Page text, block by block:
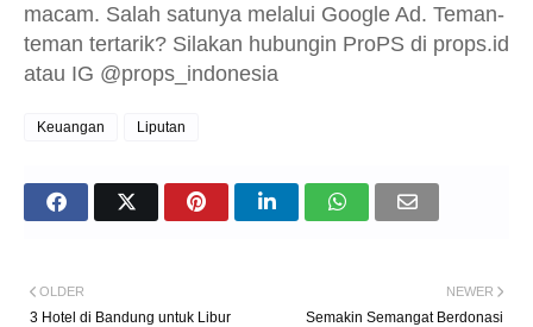
macam. Salah satunya melalui Google Ad. Teman-
teman tertarik? Silakan hubungin ProPS di props.id
atau IG @props_indonesia
Keuangan Liputan
NEWER
Semakin Semangat Berdonasi
OLDER
3 Hotel di Bandung untuk Libur